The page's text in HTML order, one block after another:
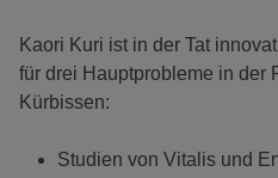
Kaori Kuri ist in der Tat
für drei Hauptprobleme in der
Kürbissen:
Studien von Vitalis und